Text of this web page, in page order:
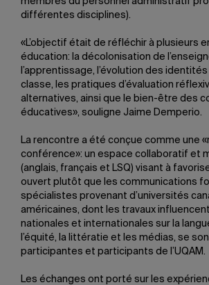
différentes disciplines).
«L’objectif était de réfléchir à plusieurs
éducation: la décolonisation de
l’apprentissage, l’évolution des
classe, les pratiques d’évaluation
alternatives, ainsi que le bien-être des
éducatives», souligne Jaime Demperio.
La rencontre a été conçue comme une
conférence»: un espace collaboratif et
(anglais, français et LSQ) visant à
ouvert plutôt que les communications
spécialistes provenant d’universités
américaines, dont les travaux
nationales et internationales sur la
l’équité, la littératie et les médias, se
participantes et participants de l’UQAM.
Les échanges ont porté sur les